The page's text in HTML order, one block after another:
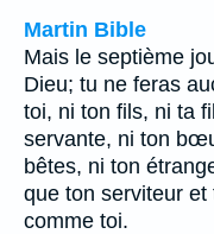
Martin Bible
Mais le septième
Dieu; tu ne feras
toi, ni ton fils, ni ta
servante, ni ton
bêtes, ni ton
que ton serviteur
comme toi.